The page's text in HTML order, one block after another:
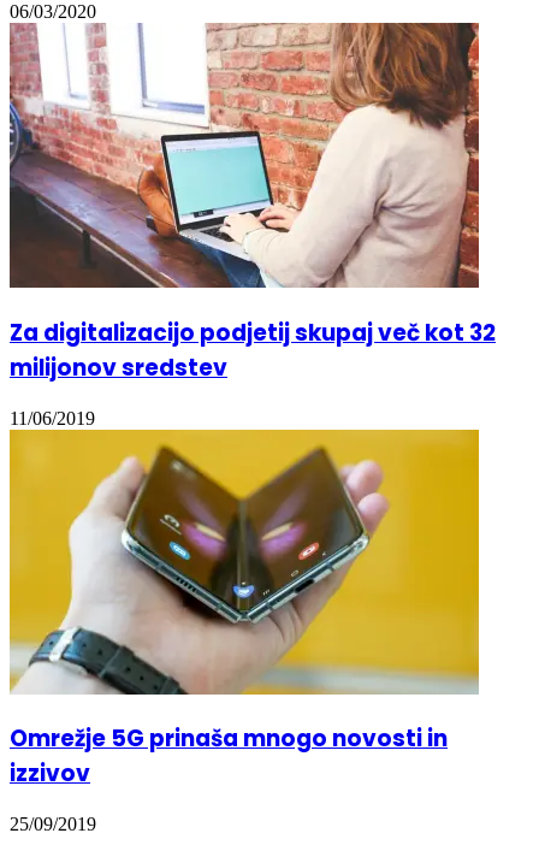
06/03/2020
Za digitalizacijo podjetij skupaj več kot 32
milijonov sredstev
11/06/2019
Omrežje 5G prinaša mnogo novosti in
izzivov
25/09/2019